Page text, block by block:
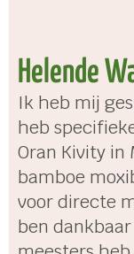
Helende
Ik heb mij
heb
Oran Kivity in
bamboe
voor directe
ben